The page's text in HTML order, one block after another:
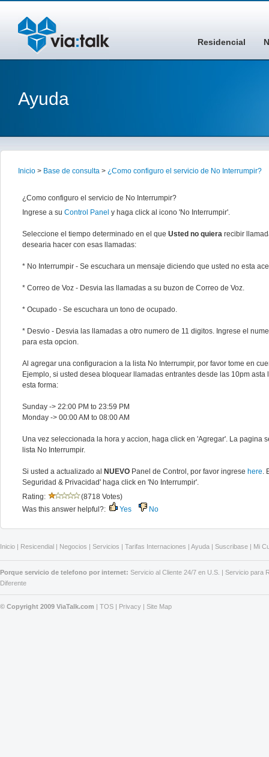
Residencial
Ayuda
Inicio > Base de consulta > ¿Como configuro el servicio de No Interrumpir?
¿Como configuro el servicio de No Interrumpir?
Ingrese a su Control Panel y haga click al icono 'No Interrumpir'.
Seleccione el tiempo determinado en el que Usted no quiera recibir
desearia hacer con esas llamadas:
* No Interrumpir - Se escuchara un mensaje diciendo que usted no esta
* Correo de Voz - Desvia las llamadas a su buzon de Correo de Voz.
* Ocupado - Se escuchara un tono de ocupado.
* Desvio - Desvia las llamadas a otro numero de 11 digitos. Ingrese el
para esta opcion.
Al agregar una configuracion a la lista No Interrumpir, por favor tome en
Ejemplo, si usted desea bloquear llamadas entrantes desde las 10pm
esta forma:
Sunday -> 22:00 PM to 23:59 PM
Monday -> 00:00 AM to 08:00 AM
Una vez seleccionada la hora y accion, haga click en 'Agregar'. La pagina
lista No Interrumpir.
Si usted a actualizado al NUEVO Panel de Control, por favor ingrese here.
Seguridad & Privacidad' haga click en 'No Interrumpir'.
Rating:
(8718 Votes)
Was this answer helpful?:
Yes No
Inicio | Resicendial | Negocios | Servicios | Tarifas Internaciones | Ayuda | Suscribase | Mi
Porque servicio de telefono por internet: Servicio al Cliente 24/7 en U.S. | Servicio para
Diferente
© Copyright 2009 ViaTalk.com | TOS | Privacy | Site Map